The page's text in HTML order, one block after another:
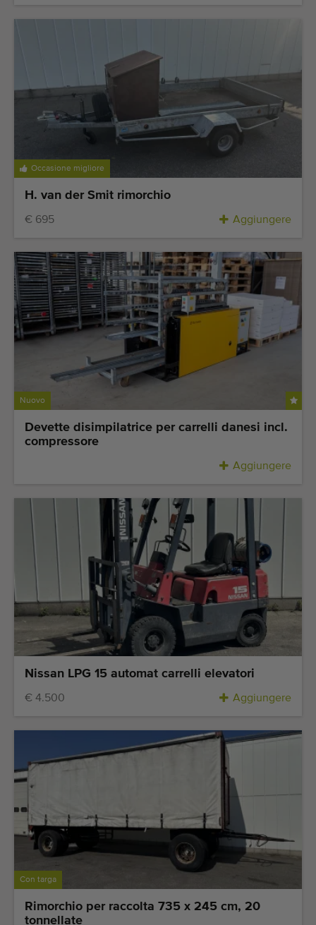
Occasione migliore
H. van der Smit rimorchio
€ 695 Aggiungere
Nuovo
Devette disimpilatrice per carrelli danesi incl.
compressore
Aggiungere
Nissan LPG 15 automat carrelli elevatori
€ 4.500 Aggiungere
Con targa
Rimorchio per raccolta 735 x 245 cm, 20
tonnellate